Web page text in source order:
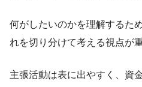
何がしたいのかを理解するた
れを切り分けて考える視点が
主張活動は表に出やすく、資